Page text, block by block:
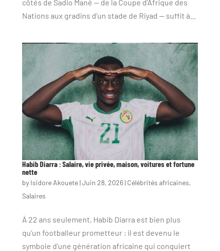
côtés de Sadio Mané — de la Coupe d’Afrique des
Nations aux gradins d’un stade de Riyad — suffit à...
Habib Diarra : Salaire, vie privée, maison, voitures et fortune
nette
by Isidore Akouete|Juin 28, 2026| Célébrités africaines,
Salaires
À 22 ans seulement, Habib Diarra est bien plus
qu’un footballeur prometteur : il est devenu le
symbole d’une génération africaine qui conquiert